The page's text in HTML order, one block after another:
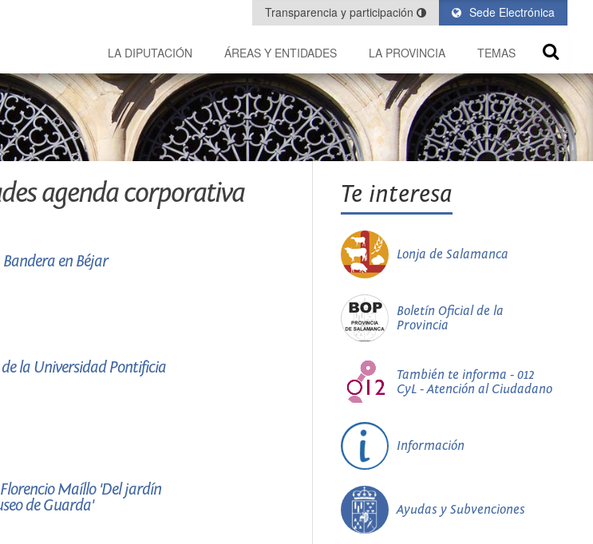
Sede Electrónica
Transparencia y participación
LA DIPUTACIÓN ÁREAS Y ENTIDADES LA PROVINCIA TEMAS
agenda corporativa
en Béjar
la Universidad Pontificia
Maíllo 'Del jardín
de Guarda'
Te interesa
Lonja de Salamanca
Boletín Oficial de la
Provincia
También te informa - 012
CyL - Atención al Ciudadano
Información
Ayudas y Subvenciones